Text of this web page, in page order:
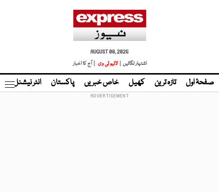
AUGUST 08, 2026
اشتہار لگائیں |
لائیو ٹی وی | آج کا اخبار
صفحۂ اول تازہ ترین کھیل خاص خبریں پاکستان انٹر نیشنل